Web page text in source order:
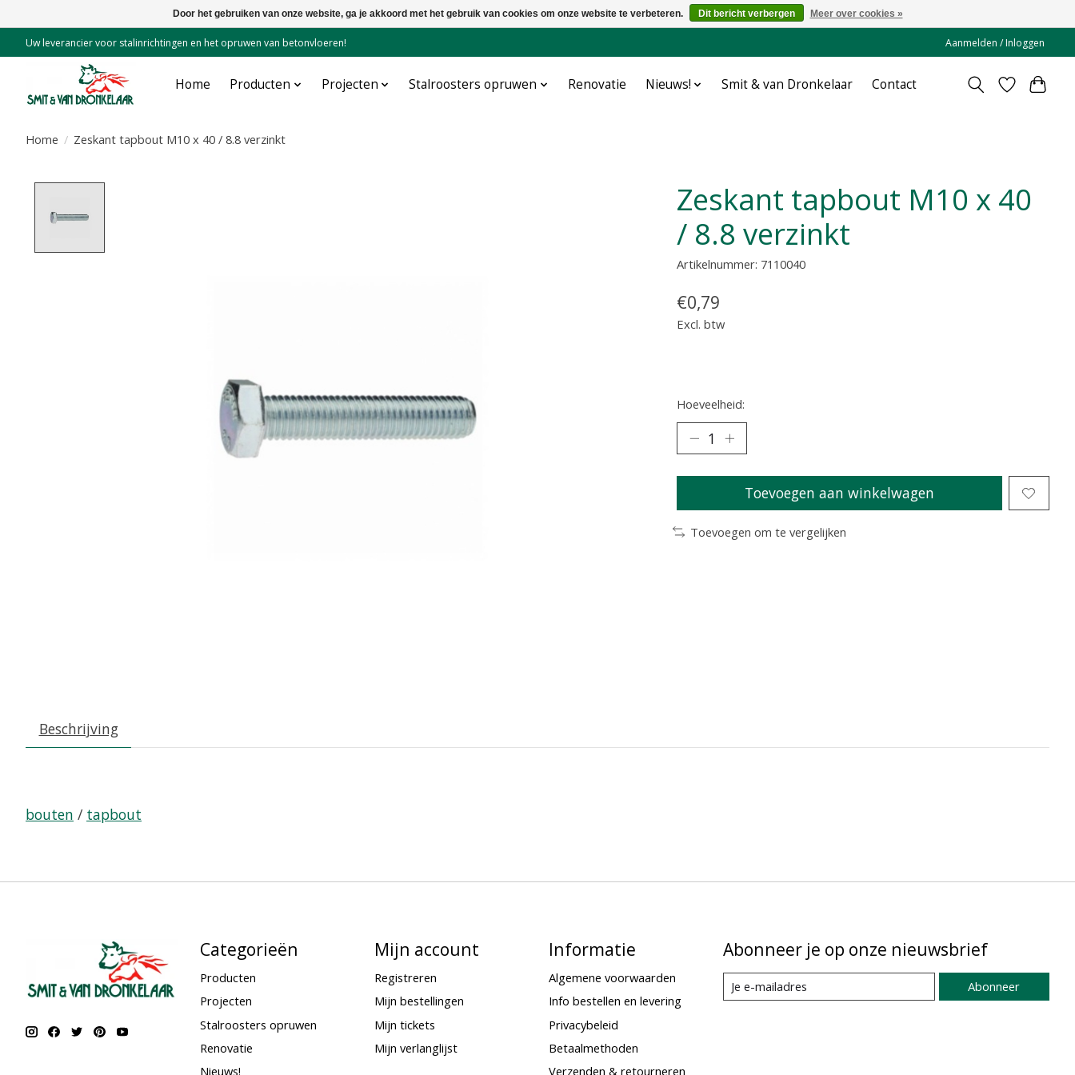
Uw leverancier voor stalinrichtingen en het opruwen van betonvloeren! Aanmelden / Inloggen
Home Producten Projecten Stalroosters opruwen Renovatie Nieuws! Smit & van Dronkelaar Contact
Home / Zeskant tapbout M10 x 40 / 8.8 verzinkt
Zeskant tapbout M10 x 40
/ 8.8 verzinkt
Artikelnummer: 7110040
€0,79
Excl. btw
Hoeveelheid:
Toevoegen aan winkelwagen
Toevoegen om te vergelijken
Beschrijving
bouten / tapbout
Categorieën
Producten
Projecten
Stalroosters opruwen
Renovatie
Nieuws!
Mijn account
Registreren
Mijn bestellingen
Mijn tickets
Mijn verlanglijst
Informatie
Algemene voorwaarden
Info bestellen en levering
Privacybeleid
Betaalmethoden
Verzenden & retourneren
Abonneer je op onze nieuwsbrief
Abonneer
Door het gebruiken van onze website, ga je akkoord met het gebruik van cookies om onze website te verbeteren. Dit bericht verbergen Meer over cookies »